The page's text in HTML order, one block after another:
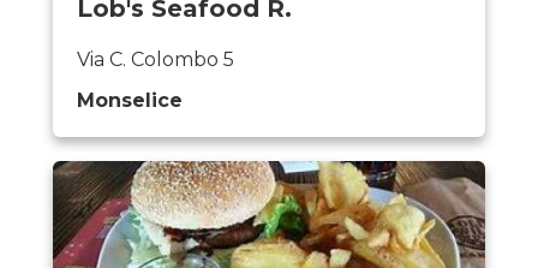
Lob's Seafood R.
Via C. Colombo 5
Monselice